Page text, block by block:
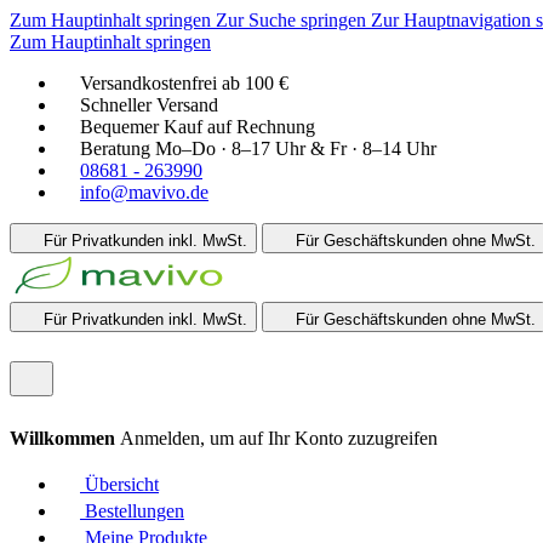
Zum Hauptinhalt springen Zur Suche springen Zur Hauptnavigation
Zum Hauptinhalt springen
Versandkostenfrei ab 100 €
Schneller Versand
Bequemer Kauf auf Rechnung
Beratung Mo–Do · 8–17 Uhr & Fr · 8–14 Uhr
08681 - 263990
info@mavivo.de
Für Privatkunden inkl. MwSt. Für Geschäftskunden ohne MwSt.
Für Privatkunden inkl. MwSt. Für Geschäftskunden ohne MwSt.
Willkommen Anmelden, um auf Ihr Konto zuzugreifen
Übersicht
Bestellungen
Meine Produkte